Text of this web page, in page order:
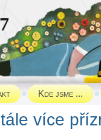
Kde jsme ...
více